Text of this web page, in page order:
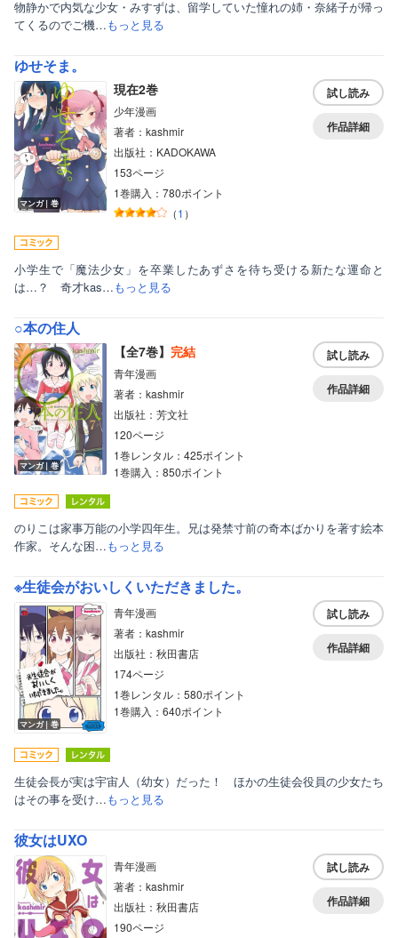
物静かで内気な少女・みすずは、留学していた憧れの姉・奈緒子が帰っ
てくるのでご機…もっと見る
ゆせそま。
マンガ｜巻
現在2巻
少年漫画
著者：kashmir
出版社：KADOKAWA
153ページ
1巻購入：780ポイント
（1 ）
試し読み
作品詳細
小学生で「魔法少女」を卒業したあずさを待ち受ける新たな運命と
は…？ 奇才kas…もっと見る
○本の住人
マンガ｜巻
【全7巻】 完結
青年漫画
著者：kashmir
出版社：芳文社
120ページ
1巻レンタル：425ポイント
1巻購入：850ポイント
試し読み
作品詳細
のりこは家事万能の小学四年生。兄は発禁寸前の奇本ばかりを著す絵本
作家。そんな困…もっと見る
※生徒会がおいしくいただきました。
マンガ｜巻
青年漫画
著者：kashmir
出版社：秋田書店
174ページ
1巻レンタル：580ポイント
1巻購入：640ポイント
試し読み
作品詳細
生徒会長が実は宇宙人（幼女）だった！ ほかの生徒会役員の少女たち
はその事を受け…もっと見る
彼女はUXO
青年漫画
著者：kashmir
出版社：秋田書店
190ページ
試し読み
作品詳細
ボーイズラブ
ティーンズラブ
女性写真集